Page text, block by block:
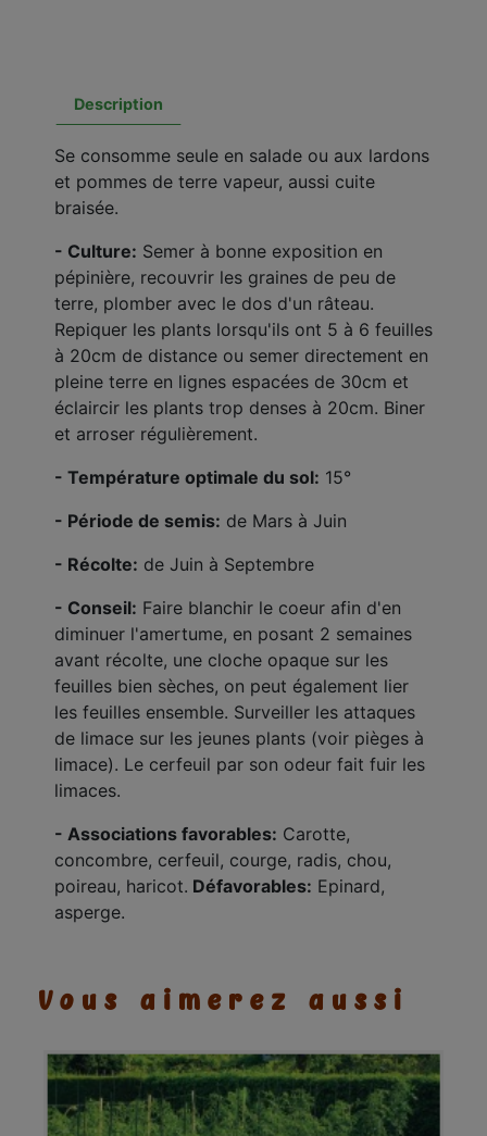
Description
Se consomme seule en salade ou aux lardons
et pommes de terre vapeur, aussi cuite
braisée.
- Culture: Semer à bonne exposition en
pépinière, recouvrir les graines de peu de
terre, plomber avec le dos d'un râteau.
Repiquer les plants lorsqu'ils ont 5 à 6 feuilles
à 20cm de distance ou semer directement en
pleine terre en lignes espacées de 30cm et
éclaircir les plants trop denses à 20cm. Biner
et arroser régulièrement.
- Température optimale du sol: 15°
- Période de semis: de Mars à Juin
- Récolte: de Juin à Septembre
- Conseil: Faire blanchir le coeur afin d'en
diminuer l'amertume, en posant 2 semaines
avant récolte, une cloche opaque sur les
feuilles bien sèches, on peut également lier
les feuilles ensemble. Surveiller les attaques
de limace sur les jeunes plants (voir pièges à
limace). Le cerfeuil par son odeur fait fuir les
limaces.
- Associations favorables: Carotte,
concombre, cerfeuil, courge, radis, chou,
poireau, haricot. Défavorables: Epinard,
asperge.
Vous aimerez aussi